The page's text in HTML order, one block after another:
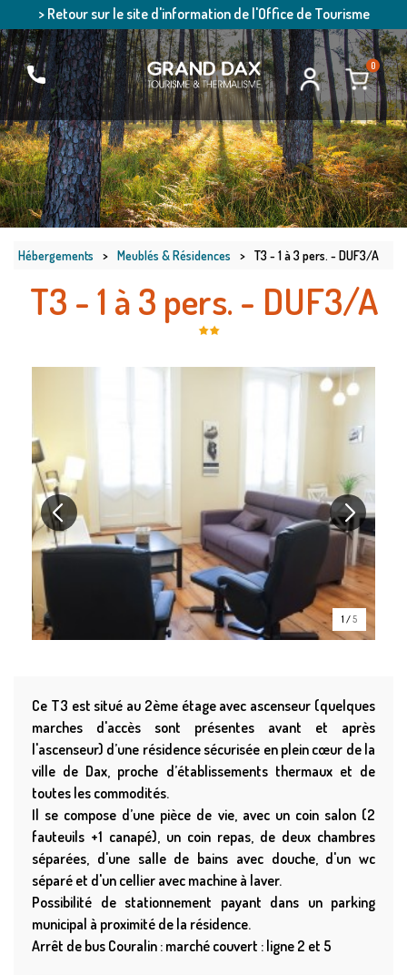
> Retour sur le site d'information de l'Office de Tourisme
0
Hébergements > Meublés & Résidences > T3 - 1 à 3 pers. - DUF3/A
T3 - 1 à 3 pers. - DUF3/A
1 /5
Ce T3 est situé au 2ème étage avec ascenseur (quelques
marches d'accès sont présentes avant et après
l'ascenseur) d’une résidence sécurisée en plein cœur de la
ville de Dax, proche d’établissements thermaux et de
toutes les commodités.
Il se compose d’une pièce de vie, avec un coin salon (2
fauteuils +1 canapé), un coin repas, de deux chambres
séparées, d'une salle de bains avec douche, d'un wc
séparé et d'un cellier avec machine à laver.
Possibilité de stationnement payant dans un parking
municipal à proximité de la résidence.
Arrêt de bus Couralin : marché couvert : ligne 2 et 5